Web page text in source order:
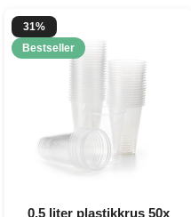
31%
Bestseller
0,5 liter plastikkrus 50x